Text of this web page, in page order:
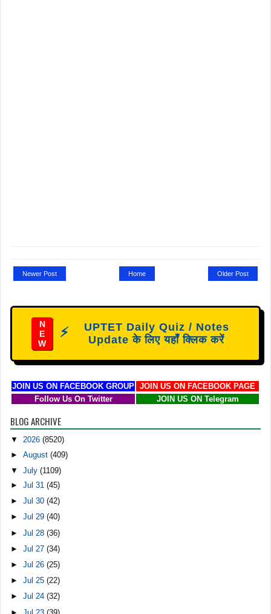
Newer Post Older Post
Home
N
E
W
⚡
UPTET Daily Quiz / Notes
Update के लिए यहाँ क्लिक करें
JOIN US ON FACEBOOK GROUP
JOIN US ON FACEBOOK PAGE
Follow Us On Twitter
JOIN US ON Telegram
BLOG ARCHIVE
▼2026(8520)
►August(409)
▼July(1109)
►Jul 31(45)
►Jul 30(42)
►Jul 29(40)
►Jul 28(36)
►Jul 27(34)
►Jul 26(25)
►Jul 25(22)
►Jul 24(32)